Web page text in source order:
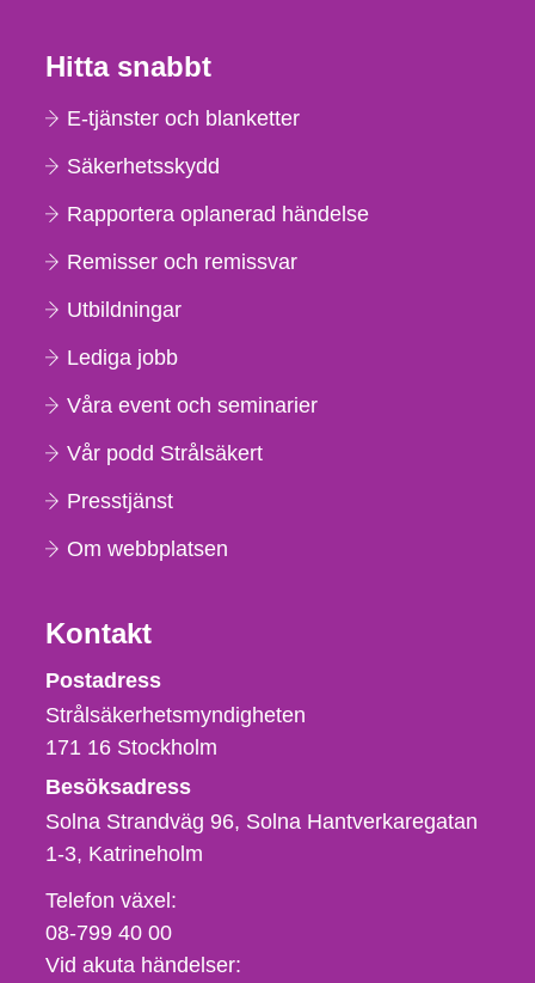
Hitta snabbt
E-tjänster och blanketter
Säkerhetsskydd
Rapportera oplanerad händelse
Remisser och remissvar
Utbildningar
Lediga jobb
Våra event och seminarier
Vår podd Strålsäkert
Presstjänst
Om webbplatsen
Kontakt
Strålsäkerhetsmyndigheten
Postadress
Strålsäkerhetsmyndigheten
171 16 Stockholm
Besöksadress
Solna Strandväg 96, Solna Hantverkaregatan
1-3 Katrineholm
Telefon,
fax
och
Telefon växel:
08-799 40 00
Vid akuta händelser: